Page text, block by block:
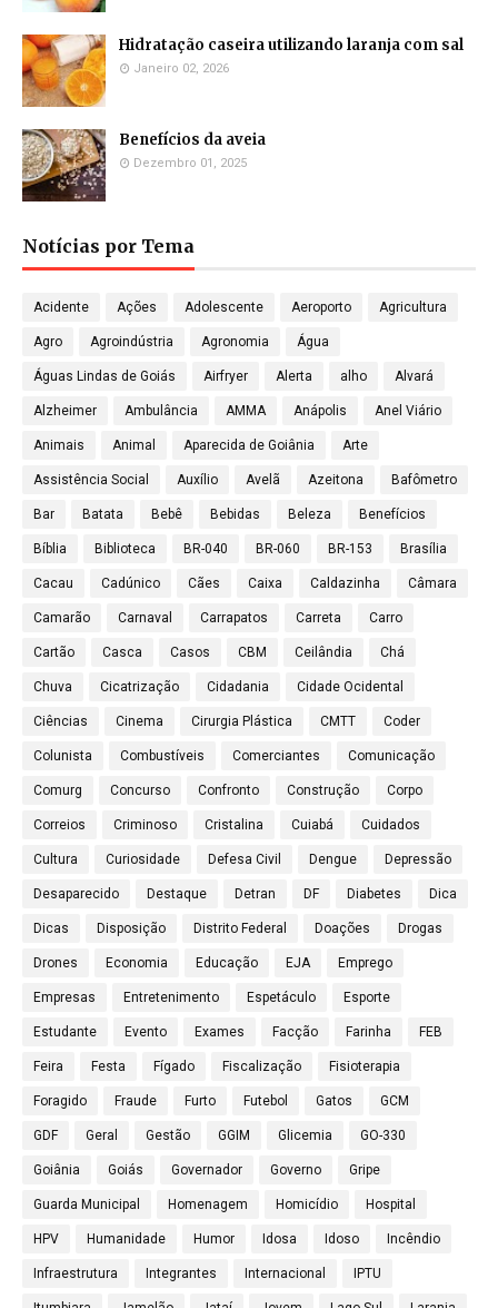
Hidratação caseira utilizando laranja com sal
Janeiro 02, 2026
Benefícios da aveia
Dezembro 01, 2025
Notícias por Tema
Acidente Ações Adolescente Aeroporto Agricultura
Agro Agroindústria Agronomia Água
Águas Lindas de Goiás Airfryer Alerta alho Alvará
Alzheimer Ambulância AMMA Anápolis Anel Viário
Animais Animal Aparecida de Goiânia Arte
Assistência Social Auxílio Avelã Azeitona Bafômetro
Bar Batata Bebê Bebidas Beleza Benefícios
Bíblia Biblioteca BR-040 BR-060 BR-153 Brasília
Cacau Cadúnico Cães Caixa Caldazinha Câmara
Camarão Carnaval Carrapatos Carreta Carro
Cartão Casca Casos CBM Ceilândia Chá
Chuva Cicatrização Cidadania Cidade Ocidental
Ciências Cinema Cirurgia Plástica CMTT Coder
Colunista Combustíveis Comerciantes Comunicação
Comurg Concurso Confronto Construção Corpo
Correios Criminoso Cristalina Cuiabá Cuidados
Cultura Curiosidade Defesa Civil Dengue Depressão
Desaparecido Destaque Detran DF Diabetes Dica
Dicas Disposição Distrito Federal Doações Drogas
Drones Economia Educação EJA Emprego
Empresas Entretenimento Espetáculo Esporte
Estudante Evento Exames Facção Farinha FEB
Feira Festa Fígado Fiscalização Fisioterapia
Foragido Fraude Furto Futebol Gatos GCM
GDF Geral Gestão GGIM Glicemia GO-330
Goiânia Goiás Governador Governo Gripe
Guarda Municipal Homenagem Homicídio Hospital
HPV Humanidade Humor Idosa Idoso Incêndio
Infraestrutura Integrantes Internacional IPTU